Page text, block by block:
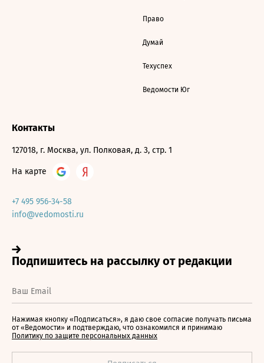
Право
Думай
Техуспех
Ведомости Юг
Контакты
127018, г. Москва, ул. Полковая, д. 3, стр. 1
На карте
+7 495 956-34-58
info@vedomosti.ru
Нажимая кнопку «Подписаться», я даю свое согласие получать письма
от «Ведомости» и подтверждаю, что ознакомился и принимаю
Политику по защите персональных данных